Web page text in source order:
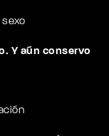
Y aún conservo